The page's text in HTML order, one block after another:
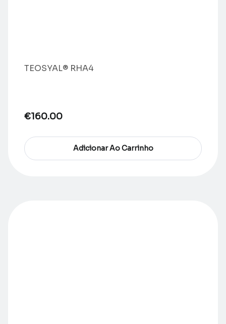
TEOSYAL® RHA4
€160.00
Adicionar Ao Carrinho